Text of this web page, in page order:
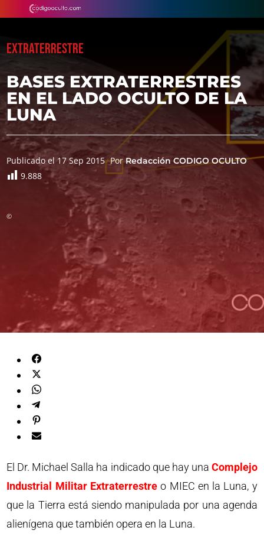
EXTRATERRESTRE
BASES EXTRATERRESTRES
EN EL LADO OCULTO DE LA
LUNA
Publicado el 17 Sep 2015 PorRedacción CODIGO OCULTO
9.888
©
El Dr. Michael Salla ha indicado que hay una Complejo
Industrial Militar Extraterrestreo MIEC en la Luna, y
que la Tierra está siendo manipulada por una agenda
alienígena que también opera en la Luna.